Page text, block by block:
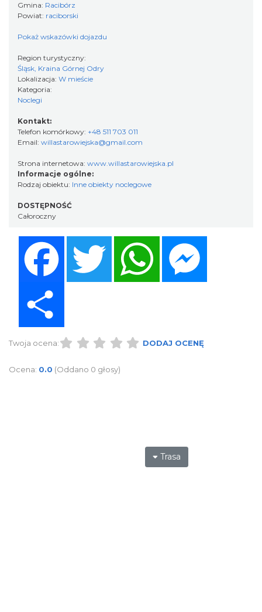
Gmina: Racibórz
Powiat: raciborski
Pokaż wskazówki dojazdu
Region turystyczny:
Śląsk, Kraina Górnej Odry
Lokalizacja: W mieście
Kategoria:
Noclegi
Kontakt:
Telefon komórkowy: +48 511 703 011
Email: willastarowiejska@gmail.com
Strona internetowa: www.willastarowiejska.pl
Informacje ogólne:
Rodzaj obiektu: Inne obiekty noclegowe
DOSTĘPNOŚĆ
Całoroczny
Twitter WhatsApp
Twoja ocena: DODAJ OCENĘ
Ocena: 0.0 (Oddano 0 głosy)
Trasa